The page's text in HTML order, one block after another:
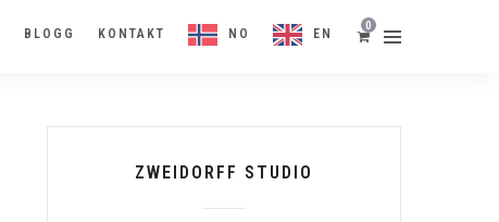
0
BLOGG KONTAKT NO EN
ZWEIDORFF STUDIO